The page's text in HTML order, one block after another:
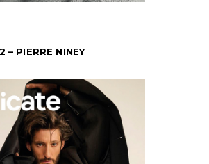
– PIERRE NINEY